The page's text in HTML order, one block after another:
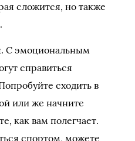
сложится, но также
. С эмоциональным
справиться
сходить в
или же начните
как вам полегчает.
спортом, можете